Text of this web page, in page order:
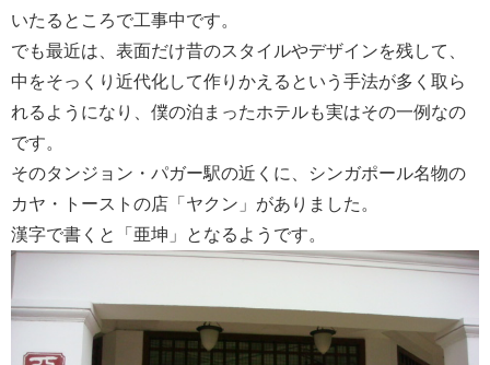
いたるところで工事中です。
でも最近は、表面だけ昔のスタイルやデザインを残して、
中をそっくり近代化して作りかえるという手法が多く取ら
れるようになり、僕の泊まったホテルも実はその一例なの
です。
そのタンジョン・パガー駅の近くに、シンガポール名物の
カヤ・トーストの店「ヤクン」がありました。
漢字で書くと「亜坤」となるようです。